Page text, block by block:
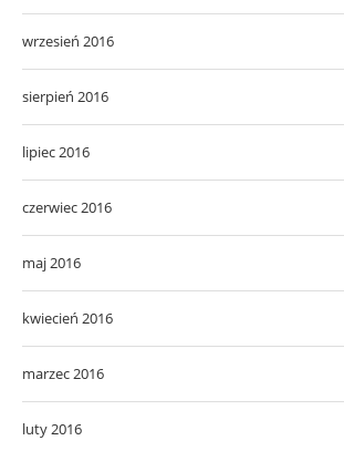
wrzesień 2016
sierpień 2016
lipiec 2016
czerwiec 2016
maj 2016
kwiecień 2016
marzec 2016
luty 2016